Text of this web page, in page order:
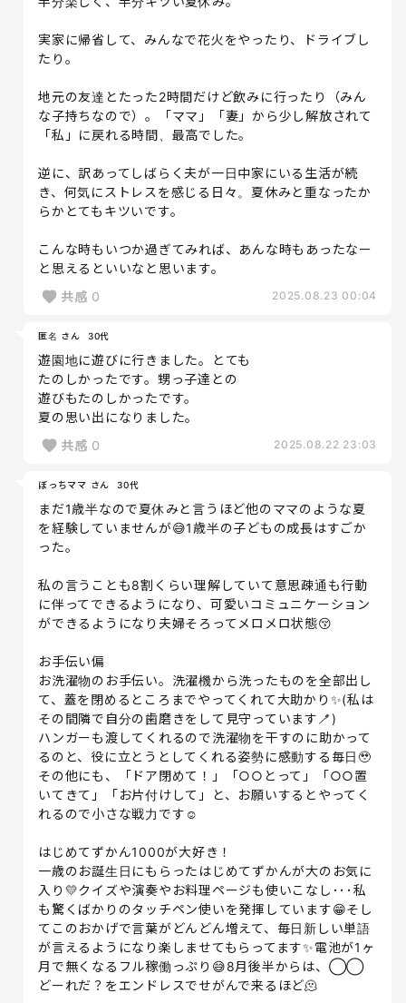
実家に帰省して、みんなで花火をやったり、ドライブし
たり。
地元の友達とたった2時間だけど飲みに行ったり（みん
な子持ちなので）。「ママ」「妻」から少し解放されて
「私」に戻れる時間、最高でした。
逆に、訳あってしばらく夫が一日中家にいる生活が続
き、何気にストレスを感じる日々。夏休みと重なったか
らかとてもキツいです。
こんな時もいつか過ぎてみれば、あんな時もあったなー
と思えるといいなと思います。
共感 0 2025.08.23 00:04
匿名 さん 30代
遊園地に遊びに行きました。とても
たのしかったです。甥っ子達との
遊びもたのしかったです。
夏の思い出になりました。
共感 0 2025.08.22 23:03
ぼっちママ さん 30代
まだ1歳半なので夏休みと言うほど他のママのような夏
を経験していませんが😅1歳半の子どもの成長はすごか
った。
私の言うことも8割くらい理解していて意思疎通も行動
に伴ってできるようになり、可愛いコミュニケーション
ができるようになり夫婦そろってメロメロ状態😚
お手伝い偏
お洗濯物のお手伝い。洗濯機から洗ったものを全部出し
て、蓋を閉めるところまでやってくれて大助かり✨(私は
その間隣で自分の歯磨きをして見守っています🪥)
ハンガーも渡してくれるので洗濯物を干すのに助かって
るのと、役に立とうとしてくれる姿勢に感動する毎日🥹
その他にも、「ドア閉めて！」「○○とって」「○○置
いてきて」「お片付けして」と、お願いするとやってく
れるので小さな戦力です☺️
はじめてずかん1000が大好き！
一歳のお誕生日にもらったはじめてずかんが大のお気に
入り💛クイズや演奏やお料理ページも使いこなし･･･私
も驚くばかりのタッチペン使いを発揮しています😁そし
てこのおかげで言葉がどんどん増えて、毎日新しい単語
が言えるようになり楽しませてもらってます✨電池が1ヶ
月で無くなるフル稼働っぷり😅8月後半からは、◯◯
どーれだ？をエンドレスでせがんで来るほど🫠